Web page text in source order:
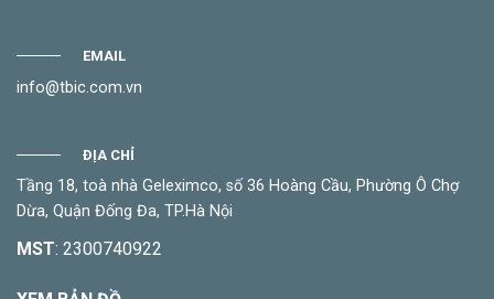
EMAIL
info@tbic.com.vn
ĐỊA CHỈ
Tầng 18, toà nhà Geleximco, số 36 Hoàng Cầu, Phường Ô Chợ
Dừa, Quận Đống Đa, TP.Hà Nội
MST: 2300740922